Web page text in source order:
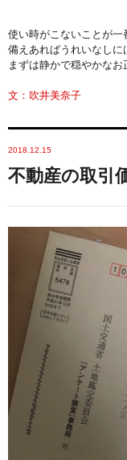
使い時がこないことが一
備えあればうれいなしに
まずは静かで穏やかな
文：吹井美奈子
2018.12.15
不動産の取引